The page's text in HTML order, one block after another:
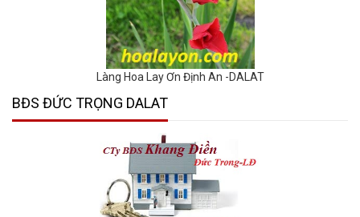
Làng Hoa Lay Ơn Định An -DALAT
BĐS ĐỨC TRỌNG DALAT